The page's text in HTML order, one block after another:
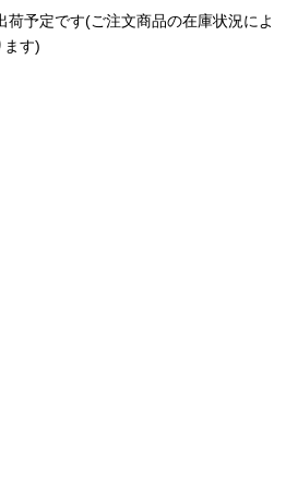
荷予定です(ご注文商品の在庫状況によ
ます)